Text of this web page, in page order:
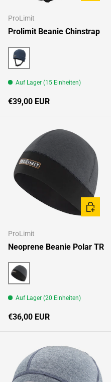
ProLimit
Prolimit Beanie Chinstrap
Auf Lager (15 Einheiten)
Normaler Preis
€39,00 EUR
ProLimit
Neoprene Beanie Polar TR
Auf Lager (20 Einheiten)
Normaler Preis
€36,00 EUR